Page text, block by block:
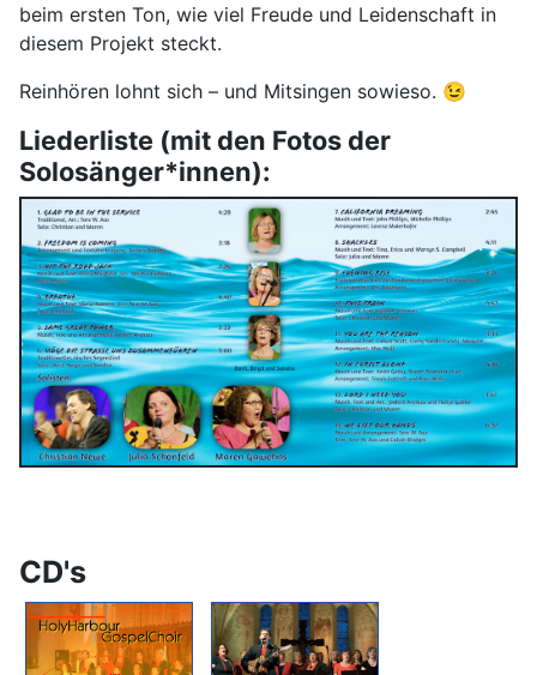
beim ersten Ton, wie viel Freude und Leidenschaft in
diesem Projekt steckt.
Reinhören lohnt sich – und Mitsingen sowieso. 😉
Liederliste (mit den Fotos der
Solosänger*innen):
CD's